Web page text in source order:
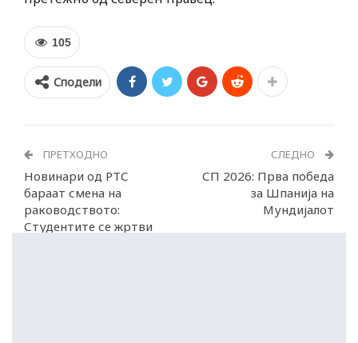
105
Сподели
ПРЕТХОДНО
Новинари од РТС
бараат смена на
раководството:
Студентите се жртви
СЛЕДНО
СП 2026: Прва победа
за Шпанија на
Мундијалот